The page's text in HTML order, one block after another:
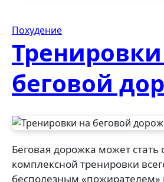
Похудение
беговой
Беговая дорожка может стать снарядом для
комплексной тренировки
бесполезным «пожирателем»